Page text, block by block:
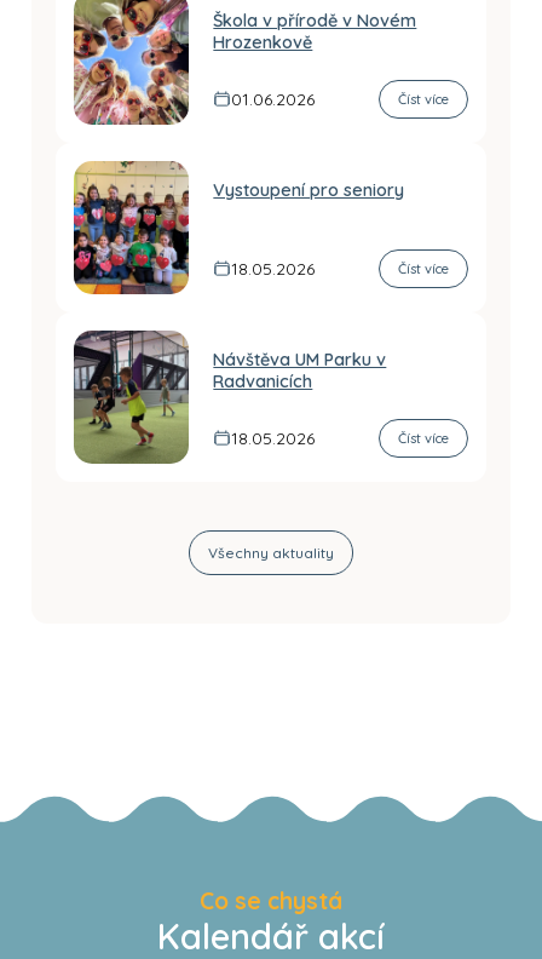
Škola v přírodě v Novém
Hrozenkově
01.06.2026 Číst více
Vystoupení pro seniory
18.05.2026 Číst více
Návštěva UM Parku v
Radvanicích
18.05.2026 Číst více
Všechny aktuality
Co se chystá
Kalendář akcí